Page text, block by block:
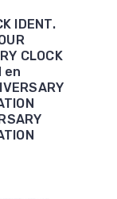
IDENT.
CLOCK
en